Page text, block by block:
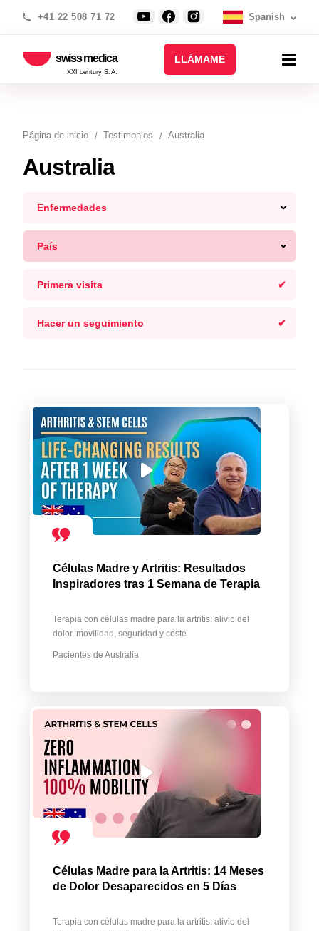
+41 22 508 71 72 Spanish
swiss medica
XXI century S.A.
LLÁMAME
Página de inicio Testimonios Australia
Australia
Enfermedades
País
Primera visita
Hacer un seguimiento
Células Madre y Artritis: Resultados
Inspiradores tras 1 Semana de Terapia
Terapia con células madre para la artritis: alivio del
dolor, movilidad, seguridad y coste
Pacientes de Australia
Células Madre para la Artritis: 14 Meses
de Dolor Desaparecidos en 5 Días
Terapia con células madre para la artritis: alivio del